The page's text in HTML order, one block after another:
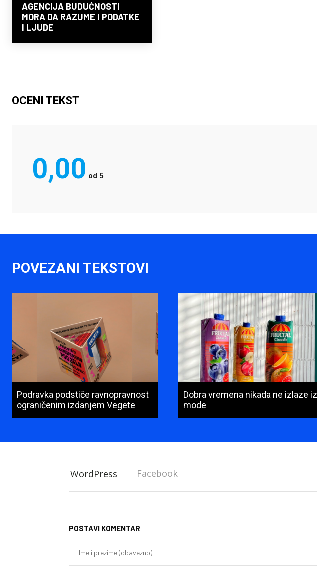
AGENCIJA BUDUĆNOSTI
MORA DA RAZUME I PODATKE
I LJUDE
OCENI TEKST
0,00 od 5
POVEZANI TEKSTOVI
Podravka podstiče ravnopravnost
ograničenim izdanjem Vegete
Dobra vremena nikada ne izlaze iz
mode
WordPress Facebook
POSTAVI KOMENTAR